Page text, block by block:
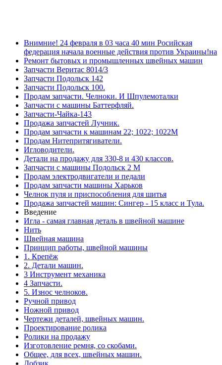
Внимние! 24 февраля в 03 часа 40 мин Росийская
федерация начала военные действия против Украины!на
Ремонт бытовых и промышленных швейных машин
Запчасти Веритас 8014/3
Запчасти Подольск 142
Запчасти Подольск 100.
Продам запчасти. Челноки. И Шпулемоталки
Запчасти с машины Баттерфляй.
Запчасти-Чайка-143
Продажа запчастей Лучник.
Продам запчасти к машинам 22; 1022; 1022М
Продам Нитепритягиватели.
Игловодители.
Детали на продажу для 330-8 и 430 классов.
Запчасти с машины Подольск 2 М
Продам электродвигатели и педали
Продам запчасти машины Харьков
Челнок пуля и приспособления для шитья
Продажа запчастей машин: Сингер - 15 класс и Тула.
Введение
Игла - самая главная деталь в швейной машине
Нить
Швейная машина
Принцип работы, швейной машины
1. Крепёж
2. Детали машин.
3 Инструмент механика
4 Запчасти.
5. Износ челноков.
Ручной привод
Ножной привод
Чертежи деталей, швейных машин.
Проектирование ролика
Ролики на продажу
Изготовление ремня, со скобами.
Общее, для всех, швейных машин.
Лобзик